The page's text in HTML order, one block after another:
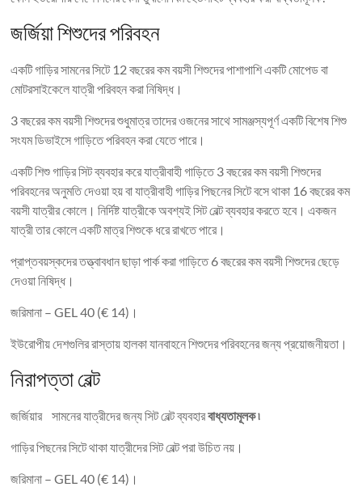
জর্জিয়া শিশুদের পরিবহন
একটি গাড়ির সামনের সিটে 12 বছরের কম বয়সী শিশুদের পাশাপাশি একটি মোপেড বা
মোটরসাইকেলে যাত্রী পরিবহন করা নিষিদ্ধ।
3 বছরের কম বয়সী শিশুদের শুধুমাত্র তাদের ওজনের সাথে সামঞ্জস্যপূর্ণ একটি বিশেষ শিশু
সংযম ডিভাইসে গাড়িতে পরিবহন করা যেতে পারে।
একটি শিশু গাড়ির সিট ব্যবহার করে যাত্রীবাহী গাড়িতে 3 বছরের কম বয়সী শিশুদের
পরিবহনের অনুমতি দেওয়া হয় বা যাত্রীবাহী গাড়ির পিছনের সিটে বসে থাকা 16 বছরের কম
বয়সী যাত্রীর কোলে। নির্দিষ্ট যাত্রীকে অবশ্যই সিট বেল্ট ব্যবহার করতে হবে। একজন
যাত্রী তার কোলে একটি মাত্র শিশুকে ধরে রাখতে পারে।
প্রাপ্তবয়স্কদের তত্ত্বাবধান ছাড়া পার্ক করা গাড়িতে 6 বছরের কম বয়সী শিশুদের ছেড়ে
দেওয়া নিষিদ্ধ।
জরিমানা – GEL 40 (€ 14)।
ইউরোপীয় দেশগুলির রাস্তায় হালকা যানবাহনে শিশুদের পরিবহনের জন্য প্রয়োজনীয়তা।
নিরাপত্তা বেল্ট
জর্জিয়ার সামনের যাত্রীদের জন্য সিট বেল্ট ব্যবহারবাধ্যতামূলক ৷
গাড়ির পিছনের সিটে থাকা যাত্রীদের সিট বেল্ট পরা উচিত নয়।
জরিমানা – GEL 40 (€ 14)।